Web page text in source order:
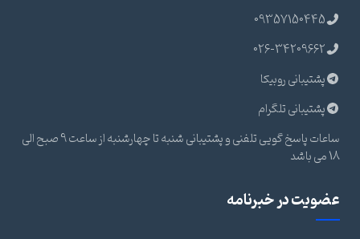
09357150445
026-34209662
پشتیبانی روبیکا
پشتیبانی تلگرام
ساعات پاسخ گویی تلفنی و پشتیبانی شنبه تا چهارشنبه از ساعت 9 صبح الی
در خبرنامه